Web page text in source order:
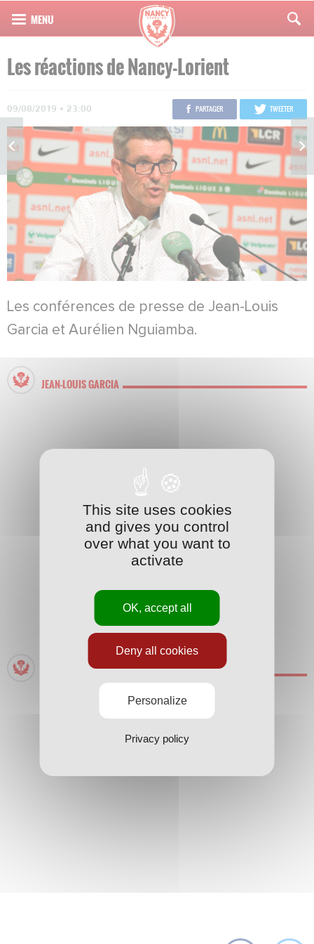
Les réactions de Nancy-Lorient
09/08/2019 • 23:00 PARTAGER TWEETER
Les conférences de presse de Jean-Louis
Garcia et Aurélien Nguiamba.
JEAN-LOUIS GARCIA
AURÉLIEN NGUIAMBA
This site uses cookies
and gives you control
over what you want to
activate
OK, accept all
Deny all cookies
Personalize
Privacy policy